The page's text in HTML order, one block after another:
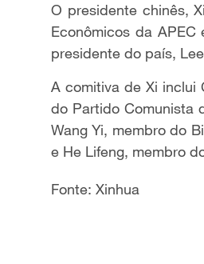
O presidente chinês,
Econômicos da
presidente do país,
A comitiva de Xi inclui
do Partido Comunista
Wang Yi, membro do
e He Lifeng, membro
Fonte: Xinhua